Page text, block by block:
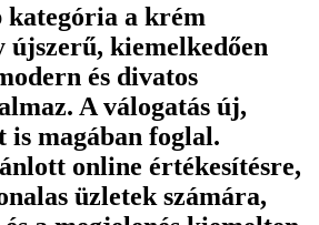
kategória a krém
újszerű, kiemelkedően
és divatos
A válogatás új,
is magában foglal.
online értékesítésre,
üzletek számára,